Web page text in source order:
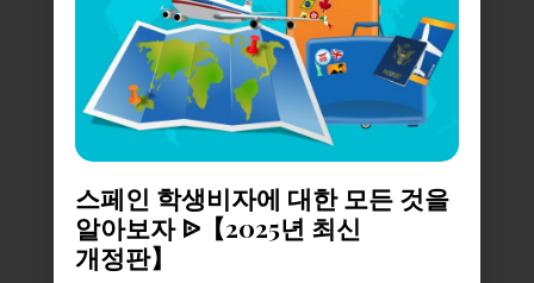
스페인 학생비자에 대한 모든 것을
알아보자 ᐉ【2025년 최신
개정판】